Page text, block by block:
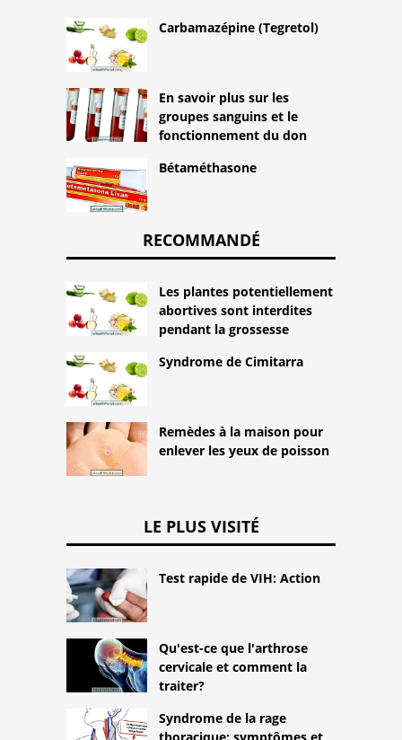
Carbamazépine (Tegretol)
En savoir plus sur les
groupes sanguins et le
fonctionnement du don
Bétaméthasone
RECOMMANDÉ
Les plantes potentiellement
abortives sont interdites
pendant la grossesse
Syndrome de Cimitarra
Remèdes à la maison pour
enlever les yeux de poisson
LE PLUS VISITÉ
Test rapide de VIH: Action
Qu'est-ce que l'arthrose
cervicale et comment la
traiter?
Syndrome de la rage